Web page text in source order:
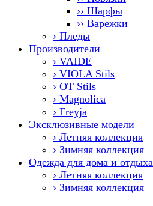
›› Шарфы
›› Варежки
› Пледы
Производители
› VAIDE
› VIOLA Stils
› OT Stils
› Magnolica
› Freyja
Эксклюзивные модели
› Летняя коллекция
› Зимняя коллекция
Одежда для дома и отдыха
› Летняя коллекция
› Зимняя коллекция